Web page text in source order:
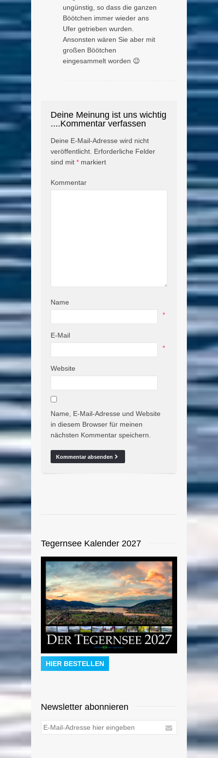
ungünstig, so dass die ganzen
Böötchen immer wieder ans
Ufer getrieben wurden.
Ansonsten wären Sie aber mit
großen Böötchen
eingesammelt worden 😉
Deine Meinung ist uns wichtig
....Kommentar verfassen
Deine E-Mail-Adresse wird nicht
veröffentlicht. Erforderliche Felder
sind mit * markiert
Kommentar
Name
*
E-Mail
*
Website
Name, E-Mail-Adresse und Website
in diesem Browser für meinen
nächsten Kommentar speichern.
Tegernsee Kalender 2027
HIER BESTELLEN
Newsletter abonnieren